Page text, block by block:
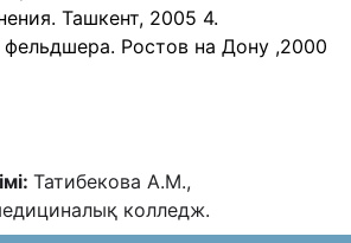
Ташкент, 2005 4.
Ростов на Дону ,2000
Татибекова А.М.,
колледж.